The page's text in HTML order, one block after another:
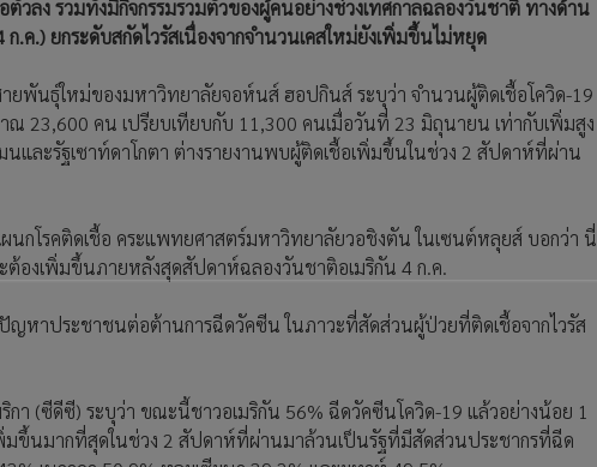
วลง รวมทั้งมีกิจกรรมรวมตัวของผู้คนอย่างช่วงเทศกาลฉลองวันชาติ ทางด้าน
ก.ค.) ยกระดับสกัดไวรัสเนื่องจากจำนวนเคสใหม่ยังเพิ่มขึ้นไม่หยุด
ยพันธุ์ใหม่ของมหาวิทยาลัยจอห์นส์ ฮอปกินส์ ระบุว่า จำนวนผู้ติดเชื้อโควิด-19
23,600 คน เปรียบเทียบกับ 11,300 คนเมื่อวันที่ 23 มิถุนายน เท่ากับเพิ่มสูง
นและรัฐเซาท์ดาโกตา ต่างรายงานพบผู้ติดเชื้อเพิ่มขึ้นในช่วง 2 สัปดาห์ที่ผ่าน
นกโรคติดเชื้อ คระแพทยศาสตร์มหาวิทยาลัยวอชิงตัน ในเซนต์หลุยส์ บอกว่า นี่
ต้องเพิ่มขึ้นภายหลังสุดสัปดาห์ฉลองวันชาติอเมริกัน 4 ก.ค.
หาประชาชนต่อต้านการฉีดวัคซีน ในภาวะที่สัดส่วนผู้ป่วยที่ติดเชื้อจากไวรัส
กา (ซีดีซี) ระบุว่า ขณะนี้ชาวอเมริกัน 56% ฉีดวัคซีนโควิด-19 แล้วอย่างน้อย 1
มขึ้นมากที่สุดในช่วง 2 สัปดาห์ที่ผ่านมาล้วนเป็นรัฐที่มีสัดส่วนประชากรที่ฉีด